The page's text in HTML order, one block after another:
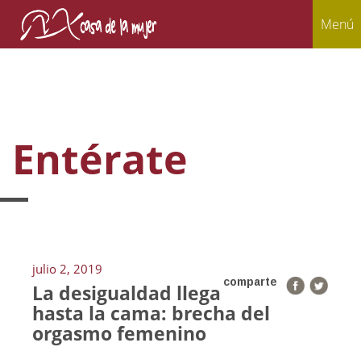
Menú
Entérate
julio 2, 2019
comparte
La desigualdad llega
hasta la cama: brecha del
orgasmo femenino